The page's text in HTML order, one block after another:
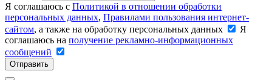
Я соглашаюсь с Политикой в отношении обработки
персональных данных, Правилами пользования интернет-
сайтом, а также на обработку персональных данных
Я
соглашаюсь на получение рекламно-информационных
сообщений
Отправить